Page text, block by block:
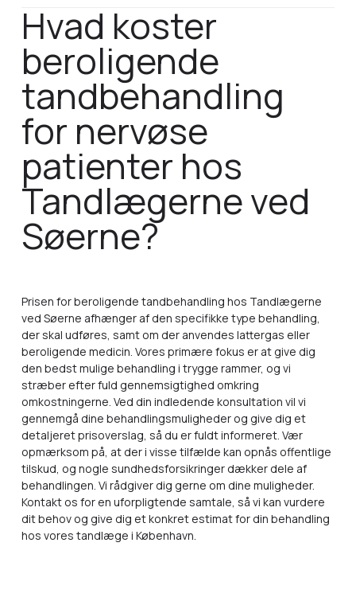
Hvad koster
beroligende
tandbehandling
for nervøse
patienter hos
Tandlægerne ved
Søerne?
Prisen for beroligende tandbehandling hos Tandlægerne
ved Søerne afhænger af den specifikke type behandling,
der skal udføres, samt om der anvendes lattergas eller
beroligende medicin. Vores primære fokus er at give dig
den bedst mulige behandling i trygge rammer, og vi
stræber efter fuld gennemsigtighed omkring
omkostningerne. Ved din indledende konsultation vil vi
gennemgå dine behandlingsmuligheder og give dig et
detaljeret prisoverslag, så du er fuldt informeret. Vær
opmærksom på, at der i visse tilfælde kan opnås offentlige
tilskud, og nogle sundhedsforsikringer dækker dele af
behandlingen. Vi rådgiver dig gerne om dine muligheder.
Kontakt os for en uforpligtende samtale, så vi kan vurdere
dit behov og give dig et konkret estimat for din behandling
hos vores tandlæge i København.